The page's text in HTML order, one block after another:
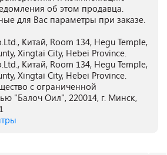
об этом продавца.
для Вас параметры при заказе.
Китай, Room 134, Hegu Temple,
Xingtai City, Hebei Province.
Китай, Room 134, Hegu Temple,
Xingtai City, Hebei Province.
с ограниченной
"Балоч Оил", 220014, г. Минск,